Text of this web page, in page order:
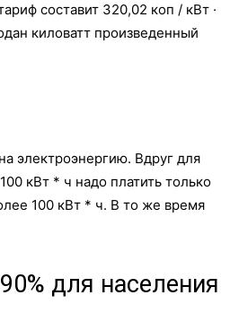
составит 320,02 коп / кВт ·
киловатт произведенный
электроэнергию. Вдруг для
кВт * ч надо платить только
100 кВт * ч. В то же время
для населения